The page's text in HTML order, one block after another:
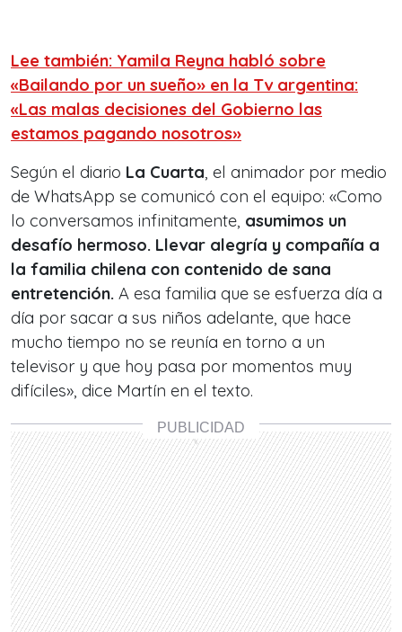
Lee también: Yamila Reyna habló sobre
«Bailando por un sueño» en la Tv argentina:
«Las malas decisiones del Gobierno las
estamos pagando nosotros»
Según el diario La Cuarta, el animador por medio
de WhatsApp se comunicó con el equipo: «Como
lo conversamos infinitamente, asumimos un
desafío hermoso. Llevar alegría y compañía a
la familia chilena con contenido de sana
entretención. A esa familia que se esfuerza día a
día por sacar a sus niños adelante, que hace
mucho tiempo no se reunía en torno a un
televisor y que hoy pasa por momentos muy
difíciles», dice Martín en el texto.